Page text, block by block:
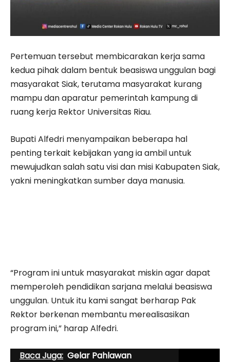
Pertemuan tersebut membicarakan kerja sama
kedua pihak dalam bentuk beasiswa unggulan bagi
masyarakat Siak, terutama masyarakat kurang
mampu dan aparatur pemerintah kampung di
ruang kerja Rektor Universitas Riau.
Bupati Alfedri menyampaikan beberapa hal
penting terkait kebijakan yang ia ambil untuk
mewujudkan salah satu visi dan misi Kabupaten Siak,
yakni meningkatkan sumber daya manusia.
“Program ini untuk masyarakat miskin agar dapat
memperoleh pendidikan sarjana melalui beasiswa
unggulan. Untuk itu kami sangat berharap Pak
Rektor berkenan membantu merealisasikan
program ini,” harap Alfedri.
Baca Juga: Gelar Pahlawan